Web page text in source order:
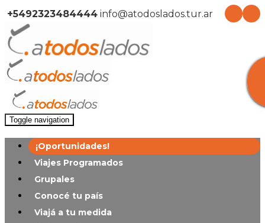
+5492323484444 info@atodoslados.tur.ar
Toggle navigation
¡Oportunidades!
Viajes Programados
Grupales
Conocé tu país
Viajá a tu medida